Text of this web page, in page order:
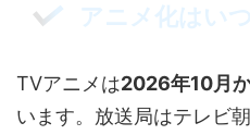
アニメ化はい
TVアニメは2026年10月
います。放送局はテレビ